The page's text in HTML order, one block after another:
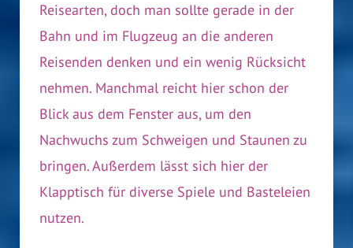
Reisearten, doch man sollte gerade in der
Bahn und im Flugzeug an die anderen
Reisenden denken und ein wenig Rücksicht
nehmen. Manchmal reicht hier schon der
Blick aus dem Fenster aus, um den
Nachwuchs zum Schweigen und Staunen zu
bringen. Außerdem lässt sich hier der
Klapptisch für diverse Spiele und Basteleien
nutzen.